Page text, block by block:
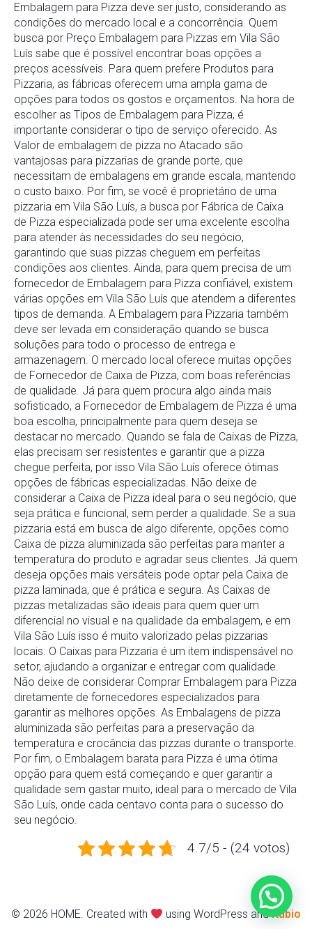
Embalagem para Pizza deve ser justo, considerando as
condições do mercado local e a concorrência. Quem
busca por Preço Embalagem para Pizzas em Vila São
Luís sabe que é possível encontrar boas opções a
preços acessíveis. Para quem prefere Produtos para
Pizzaria, as fábricas oferecem uma ampla gama de
opções para todos os gostos e orçamentos. Na hora de
escolher as Tipos de Embalagem para Pizza, é
importante considerar o tipo de serviço oferecido. As
Valor de embalagem de pizza no Atacado são
vantajosas para pizzarias de grande porte, que
necessitam de embalagens em grande escala, mantendo
o custo baixo. Por fim, se você é proprietário de uma
pizzaria em Vila São Luís, a busca por Fábrica de Caixa
de Pizza especializada pode ser uma excelente escolha
para atender às necessidades do seu negócio,
garantindo que suas pizzas cheguem em perfeitas
condições aos clientes. Ainda, para quem precisa de um
fornecedor de Embalagem para Pizza confiável, existem
várias opções em Vila São Luís que atendem a diferentes
tipos de demanda. A Embalagem para Pizzaria também
deve ser levada em consideração quando se busca
soluções para todo o processo de entrega e
armazenagem. O mercado local oferece muitas opções
de Fornecedor de Caixa de Pizza, com boas referências
de qualidade. Já para quem procura algo ainda mais
sofisticado, a Fornecedor de Embalagem de Pizza é uma
boa escolha, principalmente para quem deseja se
destacar no mercado. Quando se fala de Caixas de Pizza,
elas precisam ser resistentes e garantir que a pizza
chegue perfeita, por isso Vila São Luís oferece ótimas
opções de fábricas especializadas. Não deixe de
considerar a Caixa de Pizza ideal para o seu negócio, que
seja prática e funcional, sem perder a qualidade. Se a sua
pizzaria está em busca de algo diferente, opções como
Caixa de pizza aluminizada são perfeitas para manter a
temperatura do produto e agradar seus clientes. Já quem
deseja opções mais versáteis pode optar pela Caixa de
pizza laminada, que é prática e segura. As Caixas de
pizzas metalizadas são ideais para quem quer um
diferencial no visual e na qualidade da embalagem, e em
Vila São Luís isso é muito valorizado pelas pizzarias
locais. O Caixas para Pizzaria é um item indispensável no
setor, ajudando a organizar e entregar com qualidade.
Não deixe de considerar Comprar Embalagem para Pizza
diretamente de fornecedores especializados para
garantir as melhores opções. As Embalagens de pizza
aluminizada são perfeitas para a preservação da
temperatura e crocância das pizzas durante o transporte.
Por fim, o Embalagem barata para Pizza é uma ótima
opção para quem está começando e quer garantir a
qualidade sem gastar muito, ideal para o mercado de Vila
São Luís, onde cada centavo conta para o sucesso do
seu negócio.
4.7/5 - (24 votos)
© 2026 HOME. Created with using WordPress andKubio